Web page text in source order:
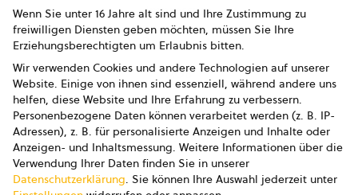
Impressum
Datenschutz
AGB
AGB Marketing GmbH
AGB Bildung
Newsletter
Wenn Sie unter 16 Jahre alt sind und Ihre Zustimmung zu
freiwilligen Diensten geben möchten, müssen Sie Ihre
Erziehungsberechtigten um Erlaubnis bitten.
Wir verwenden Cookies und andere Technologien auf unserer
Website. Einige von ihnen sind essenziell, während andere uns
helfen, diese Website und Ihre Erfahrung zu verbessern.
Personenbezogene Daten können verarbeitet werden (z. B. IP-
Adressen), z. B. für personalisierte Anzeigen und Inhalte oder
Anzeigen- und Inhaltsmessung. Weitere Informationen über die
Verwendung Ihrer Daten finden Sie in unserer
Datenschutzerklärung. Sie können Ihre Auswahl jederzeit unter